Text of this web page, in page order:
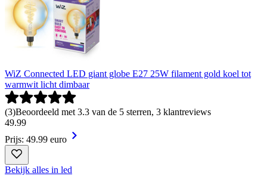
WiZ Connected LED giant globe E27 25W filament gold koel tot
warmwit licht dimbaar
(3)Beoordeeld met 3.3 van de 5 sterren, 3 klantreviews
49.99
Prijs: 49.99 euro
Bekijk alles in led